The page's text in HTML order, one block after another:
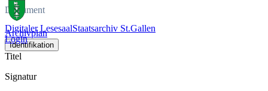
Digitaler LesesaalStaatsarchiv St.Gallen
Login
Dokument
Archivplan
Identifikation
Titel
Signatur